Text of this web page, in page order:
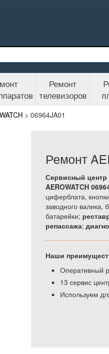
Ремонт
телевизоров
> 06964JA01
Ремонт
Сервисный
AEROWATCH
циферблата,
заводного
батарейки;
репассажа;
Наши
Оперативный
13 сервис
Используем